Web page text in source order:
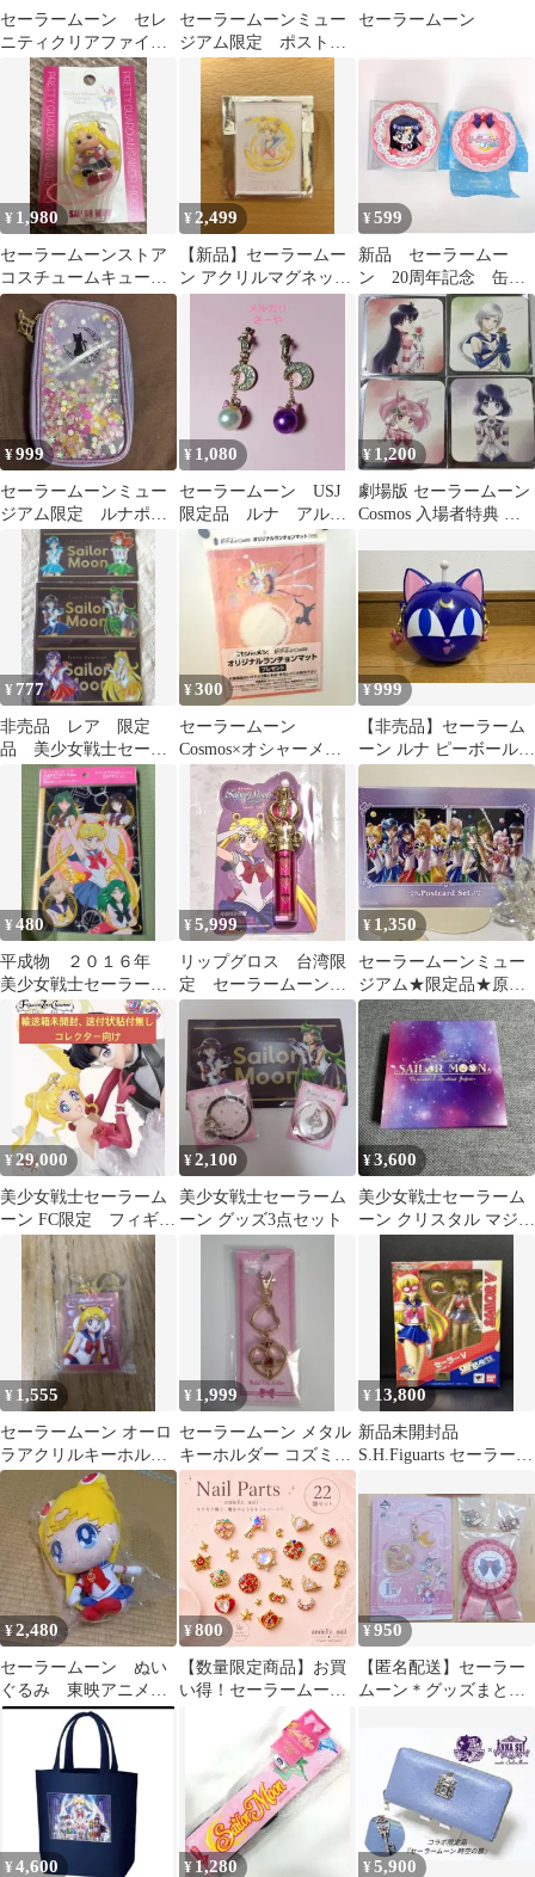
セーラームーン セレ
ニティクリアファイ
ル セーラームーン
展 限定品！
セーラームーンミュー
ジアム限定 ポストカ
ード4枚セット
セーラームーン
¥ 1,980
セーラームーンストア
コスチュームキューピ
ー セーラームーン
¥2,499
【新品】セーラームー
ン アクリルマグネット
¥599
新品 セーラームー
ン 20周年記念 缶
セーラーマーズ 限定
¥999
セーラームーンミュー
ジアム限定 ルナポー
¥ 1,080
セーラームーン USJ
限定品 ルナ アルテ
ミス イヤリング
¥ 1,200
劇場版 セーラームーン
Cosmos 入場者特典 コ
¥ 777
非売品 レア 限定
品 美少女戦士セーラ
ームーン クリアファイ
ル Meiji
¥300
セーラームーン
Cosmos×オシャーメシ
オリジナルランチョン
マット（限定品）
¥999
【非売品】セーラーム
ーン ルナ ピーボール
USJ限定品
¥480
平成物 ２０１６年
美少女戦士セーラーム
ーンCrystal A5ノート
¥5,999
リップグロス 台湾限
定 セーラームーン
コスメ 未使用品
¥ 1,350
セーラームーンミュー
ジアム★限定品★原画
★ポストカードセット
★六本木★イラスト
¥29,000
美少女戦士セーラーム
ーン FC限定 フィギュ
アーツゼロ プレミア
ムバンダイ
¥2,100
美少女戦士セーラーム
ーン グッズ3点セット
¥3,600
美少女戦士セーラーム
ーン クリスタル マジッ
¥ 1,555
セーラームーン オーロ
ラアクリルキーホルダ
ー
¥ 1,999
セーラームーン メタル
キーホルダー コズミッ
クハート
¥ 13,800
新品未開封品
S.H.Figuarts セーラーV
ーン
¥2,480
セーラームーン ぬい
ぐるみ 東映アニメー
ション 限定品
¥800
【数量限定商品】お買
い得！セーラームー
ン、魔法少女風 ネイル
パーツ 22個セット 月と
星のジュエリーパーツ
デコ素材
¥950
【匿名配送】セーラー
ムーン＊グッズまとめ
¥ 4,600 ¥ 1,280 ¥5,900